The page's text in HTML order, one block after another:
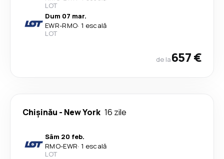
LOT
Dum 07 mar.
EWR-RMO· 1 escală
LOT
de la657 €
Chişinău - New York 16 zile
Sâm 20 feb.
RMO-EWR· 1 escală
LOT